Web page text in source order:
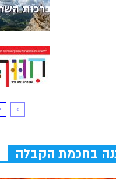
בחכמת הקבלה